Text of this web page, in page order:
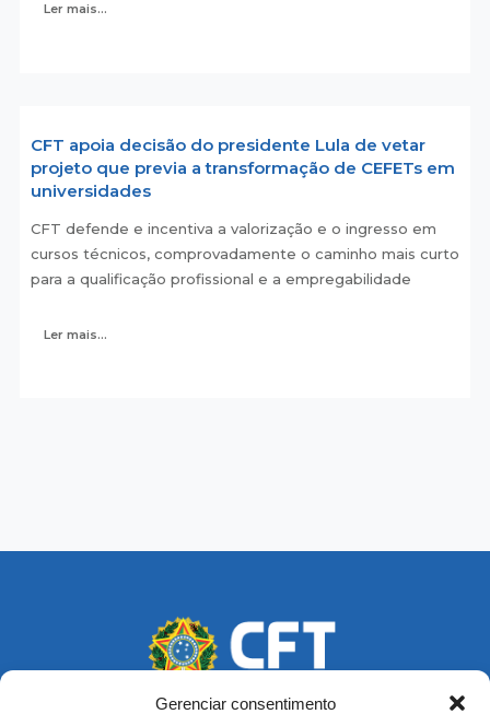
Gerenciar consentimento
Ler mais...
CFT apoia decisão do presidente Lula de vetar
projeto que previa a transformação de CEFETs em
universidades
CFT defende e incentiva a valorização e o ingresso em
cursos técnicos, comprovadamente o caminho mais curto
para a qualificação profissional e a empregabilidade
Ler mais...